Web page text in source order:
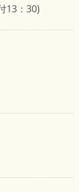
13：30)